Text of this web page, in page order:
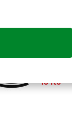
VLAK
KOLEJE
48 Kč